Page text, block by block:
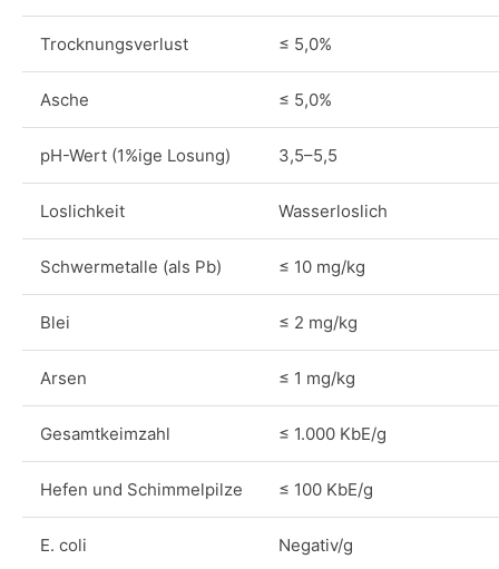
Trocknungsverlust ≤ 5,0%
Asche ≤ 5,0%
pH-Wert (1%ige Losung) 3,5–5,5
Loslichkeit Wasserloslich
Schwermetalle (als Pb) ≤ 10 mg/kg
Blei ≤ 2 mg/kg
Arsen ≤ 1 mg/kg
Gesamtkeimzahl ≤ 1.000 KbE/g
Hefen und Schimmelpilze ≤ 100 KbE/g
E. coli Negativ/g